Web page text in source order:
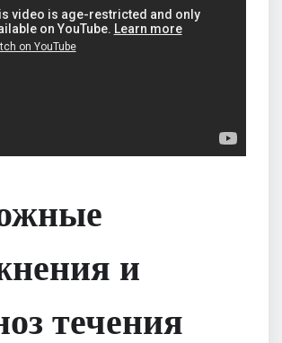
и
течения